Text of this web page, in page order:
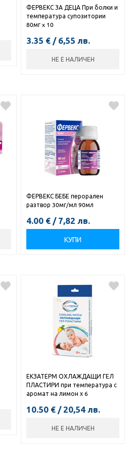
ФЕРВЕКС ЗА ДЕЦА При болки и
температура супозитории
80мг x 10
3.35 € / 6,55 лв.
НЕ Е НАЛИЧЕН
ФЕРВЕКС БЕБЕ перорален
разтвор 30мг/мл 90мл
4.00 € / 7,82 лв.
КУПИ
ЕКЗАТЕРМ ОХЛАЖДАЩИ ГЕЛ
ПЛАСТИРИ при температура с
аромат на лимон х 6
10.50 € / 20,54 лв.
НЕ Е НАЛИЧЕН